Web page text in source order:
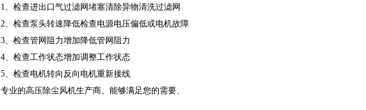
1、检查进出口气过滤网堵塞清除异物清洗过滤网
2、检查泵头转速降低检查电源电压偏低或电机故障
3、检查管网阻力增加降低管网阻力
4、检查工作状态增加调整工作状态
5、检查电机转向反向电机重新接线
专业的高压除尘风机生产商、能够满足您的需要、